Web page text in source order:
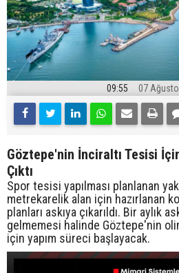
09:55 07
Göztepe'nin İnciraltı Tesisi
Çıktı
Spor tesisi yapılması planlanan
metrekarelik alan için hazırlanan
planları askıya çıkarıldı. Bir aylık
gelmemesi halinde Göztepe'nin
için yapım süreci başlayacak.